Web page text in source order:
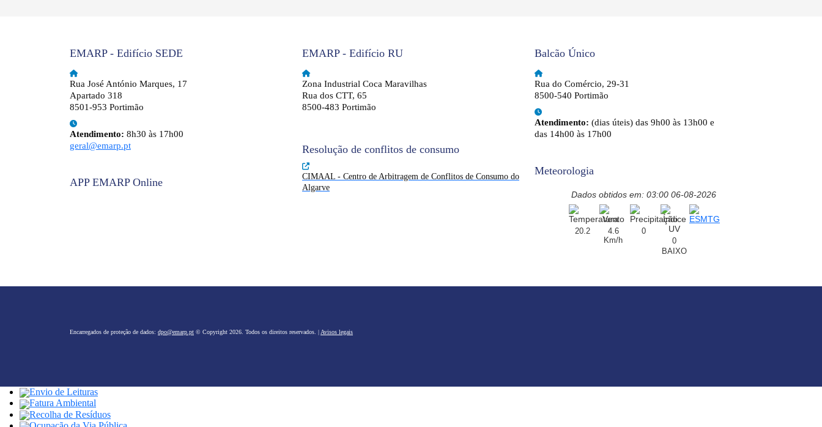
EMARP - Edifício SEDE
Rua José António Marques, 17
Apartado 318
8501-953 Portimão
Atendimento: 8h30 às 17h00
geral@emarp.pt
APP EMARP Online
EMARP - Edifício RU
Zona Industrial Coca Maravilhas
Rua dos CTT, 65
8500-483 Portimão
Resolução de conflitos de consumo
CIMAAL - Centro de Arbitragem de Conflitos de Consumo do
Algarve
Balcão Único
Rua do Comércio, 29-31
8500-540 Portimão
Atendimento: (dias úteis) das 9h00 às 13h00 e
das 14h00 às 17h00
Meteorologia
Dados obtidos em: 03:00 06-08-2026
20.2
4.6
Km/h
0
0
BAIXO
Encarregados de proteção de dados: dpo@emarp.pt © Copyright 2026. Todos os direitos reservados. | Avisos legais
Envio de Leituras
Fatura Ambiental
Recolha de Resíduos